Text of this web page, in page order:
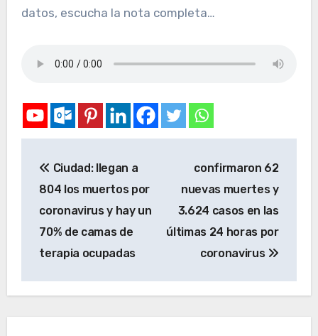
datos, escucha la nota completa…
Ciudad: llegan a
804 los muertos por
coronavirus y hay un
70% de camas de
terapia ocupadas
confirmaron 62
nuevas muertes y
3.624 casos en las
últimas 24 horas por
coronavirus